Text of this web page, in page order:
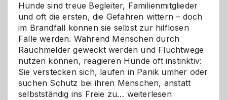
Hunde sind treue Begleiter, Familienmitglieder
und oft die ersten, die Gefahren wittern – doch
im Brandfall können sie selbst zur hilflosen
Falle werden. Während Menschen durch
Rauchmelder geweckt werden und Fluchtwege
nutzen können, reagieren Hunde oft instinktiv:
Sie verstecken sich, laufen in Panik umher oder
suchen Schutz bei ihren Menschen, anstatt
selbstständig ins Freie zu… Wenn
weiterlesen